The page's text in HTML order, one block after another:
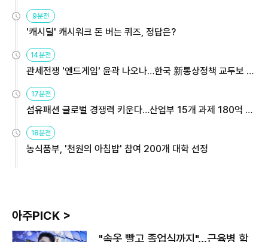
9분전
'캐시딜' 캐시워크 돈 버는 퀴즈, 정답은?
14분전
관세전쟁 '엔드게임' 윤곽 나오나…한국 新통상정책 교두보 활
용해야
17분전
섬유패션 글로벌 경쟁력 키운다…산업부 15개 과제 180억 지
원
18분전
농식품부, '천원의 아침밥' 참여 200개 대학 선정
아주PICK >
"속옷 빨고 졸업식까지"…근육병 학